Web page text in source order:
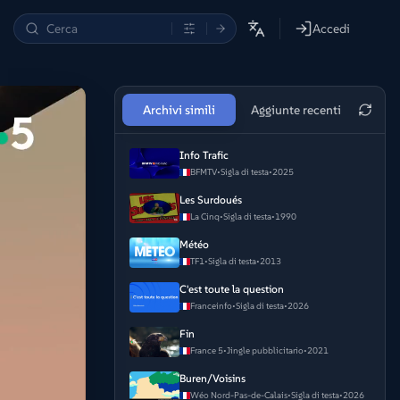
Accedi
Archivi simili Aggiunte recenti
Info Trafic
BFMTV•Sigla di testa•2025
Les Surdoués
La Cinq•Sigla di testa•1990
Météo
TF1•Sigla di testa•2013
C'est toute la question
Franceinfo•Sigla di testa•2026
Fin
France 5•Jingle pubblicitario•2021
Buren/Voisins
Wéo Nord-Pas-de-Calais•Sigla di testa•2026